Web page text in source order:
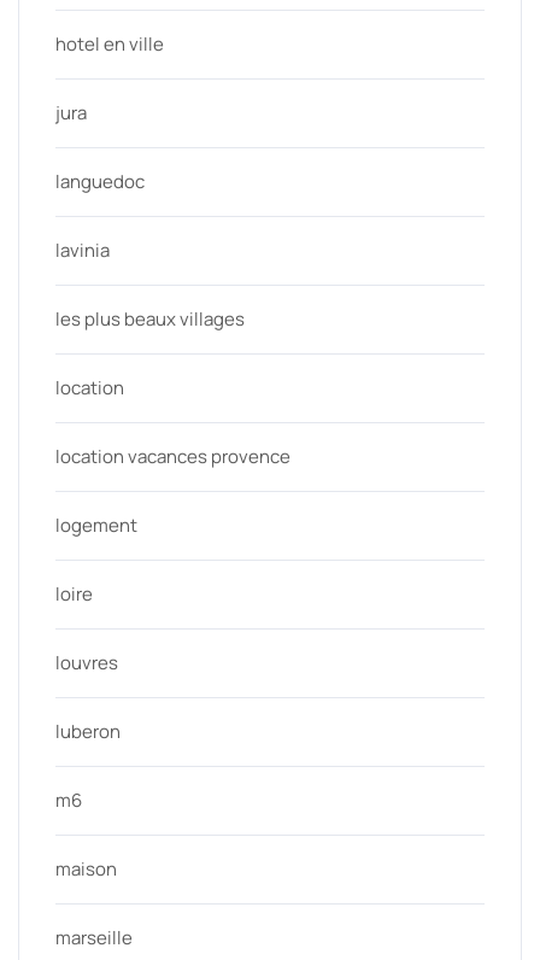
hotel en ville
jura
languedoc
lavinia
les plus beaux villages
location
location vacances provence
logement
loire
louvres
luberon
m6
maison
marseille